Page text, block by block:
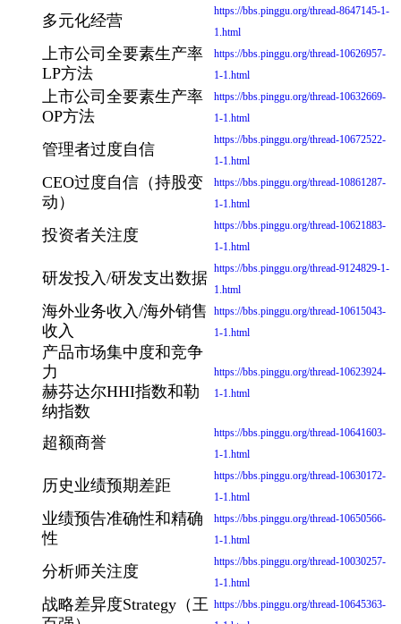
多元化经营
https://bbs.pinggu.org/thread-8647145-1-
1.html
上市公司全要素生产率
LP方法
https://bbs.pinggu.org/thread-10626957-
1-1.html
上市公司全要素生产率
OP方法
https://bbs.pinggu.org/thread-10632669-
1-1.html
管理者过度自信
https://bbs.pinggu.org/thread-10672522-
1-1.html
CEO过度自信（持股变
动）
https://bbs.pinggu.org/thread-10861287-
1-1.html
投资者关注度
https://bbs.pinggu.org/thread-10621883-
1-1.html
研发投入/研发支出数据
https://bbs.pinggu.org/thread-9124829-1-
1.html
海外业务收入/海外销售
收入
https://bbs.pinggu.org/thread-10615043-
1-1.html
产品市场集中度和竞争
力
https://bbs.pinggu.org/thread-10623924-
1-1.html
赫芬达尔HHI指数和勒
纳指数
超额商誉
https://bbs.pinggu.org/thread-10641603-
1-1.html
历史业绩预期差距
https://bbs.pinggu.org/thread-10630172-
1-1.html
业绩预告准确性和精确
性
https://bbs.pinggu.org/thread-10650566-
1-1.html
分析师关注度
https://bbs.pinggu.org/thread-10030257-
1-1.html
战略差异度Strategy（王 https://bbs.pinggu.org/thread-10645363-